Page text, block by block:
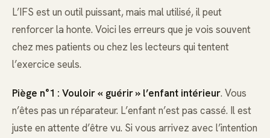
L’IFS est un outil puissant, mais mal utilisé, il peut
renforcer la honte. Voici les erreurs que je vois souvent
chez mes patients ou chez les lecteurs qui tentent
l’exercice seuls.
Piège n°1 : Vouloir « guérir » l’enfant intérieur. Vous
n’êtes pas un réparateur. L’enfant n’est pas cassé. Il est
juste en attente d’être vu. Si vous arrivez avec l’intention